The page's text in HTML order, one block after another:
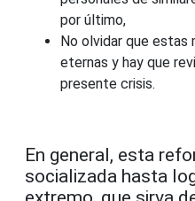
por último,
No olvidar que estas
eternas y hay que
presente crisis.
En general, esta
socializada hasta